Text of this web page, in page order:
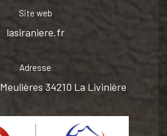
Site web
lasiraniere.fr
Adresse
34210 La Livinière